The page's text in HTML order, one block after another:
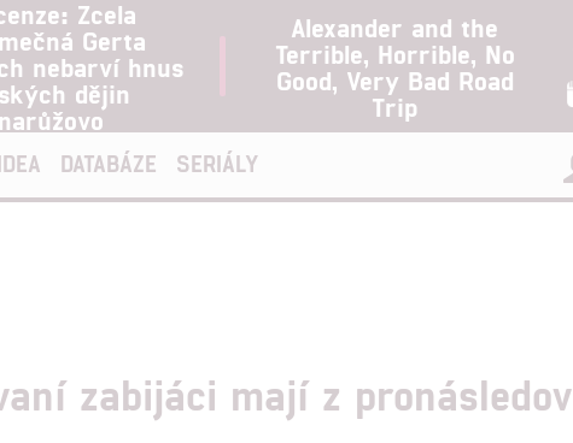
Zcela
Gerta
nebarví hnus
dějin
narůžovo
Alexander and the
Terrible, Horrible, No
Good, Very Bad Road
Trip
DATABÁZE SERIÁLY
zabijáci mají z